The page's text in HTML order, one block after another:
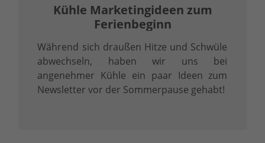
Kühle Marketingideen zum
Ferienbeginn
Während sich draußen Hitze und Schwüle
abwechseln, haben wir uns bei
angenehmer Kühle ein paar Ideen zum
Newsletter vor der Sommerpause gehabt!